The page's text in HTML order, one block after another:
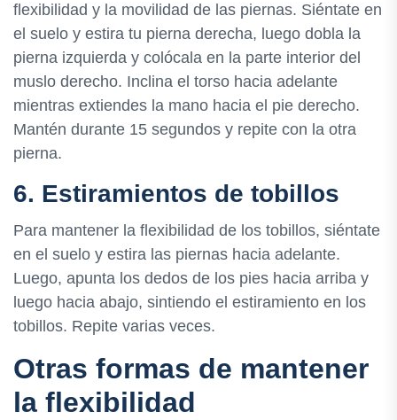
flexibilidad y la movilidad de las piernas. Siéntate en
el suelo y estira tu pierna derecha, luego dobla la
pierna izquierda y colócala en la parte interior del
muslo derecho. Inclina el torso hacia adelante
mientras extiendes la mano hacia el pie derecho.
Mantén durante 15 segundos y repite con la otra
pierna.
6. Estiramientos de tobillos
Para mantener la flexibilidad de los tobillos, siéntate
en el suelo y estira las piernas hacia adelante.
Luego, apunta los dedos de los pies hacia arriba y
luego hacia abajo, sintiendo el estiramiento en los
tobillos. Repite varias veces.
Otras formas de mantener
la flexibilidad